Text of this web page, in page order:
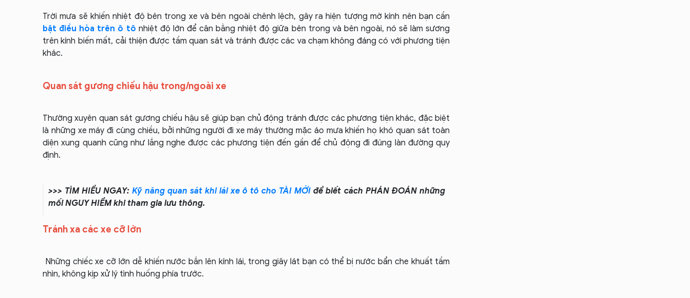
Trời mưa sẽ khiến nhiệt độ bên trong xe và bên ngoài chênh lệch, gây ra hiện tượng mờ kính nên bạn cần
bật điều hòa trên ô tô nhiệt độ lớn để cân bằng nhiệt độ giữa bên trong và bên ngoài, nó sẽ làm sương
trên kính biến mất, cải thiện được tầm quan sát và tránh được các va chạm không đáng có với phương tiện
khác.
Quan sát gương chiếu hậu trong/ngoài xe
Thường xuyên quan sát gương chiếu hậu sẽ giúp bạn chủ động tránh được các phương tiện khác, đặc biệt
là những xe máy đi cùng chiều, bởi những người đi xe máy thường mặc áo mưa khiến họ khó quan sát toàn
diện xung quanh cũng như lắng nghe được các phương tiện đến gần để chủ động đi đúng làn đường quy
định.
>>> TÌM HIỂU NGAY:Kỹ năng quan sát khi lái xe ô tô cho TÀI MỚI để biết cách PHÁN ĐOÁN những
mối NGUY HIỂM khi tham gia lưu thông.
Tránh xa các xe cỡ lớn
Những chiếc xe cỡ lớn dễ khiến nước bắn lên kính lái, trong giây lát bạn có thể bị nước bẩn che khuất tầm
nhìn, không kịp xử lý tình huống phía trước.